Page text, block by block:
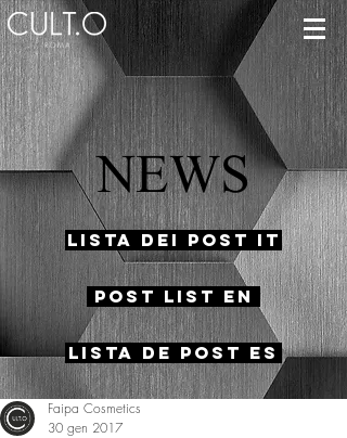
NEWS
Lista dei Post IT
Post List EN
Lista de Post ES
Faipa Cosmetics
30 gen 2017